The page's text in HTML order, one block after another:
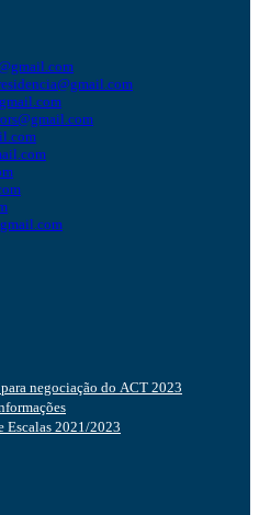
negociação do ACT 2023
Escalas 2021/2023